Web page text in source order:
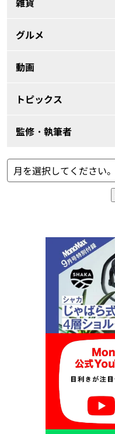
グルメ
動画
トピックス
監修・執筆者